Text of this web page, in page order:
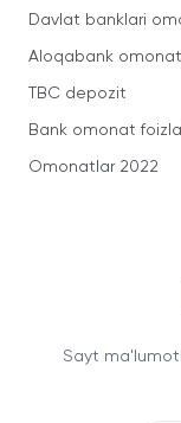
Davlat banklari
Aloqabank
TBC depozit
Bank omonat
Omonatlar 2022
Sayt